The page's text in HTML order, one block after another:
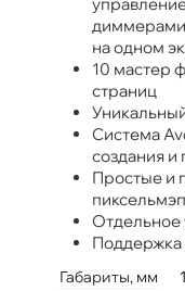
на одном
10 мастер
страниц
Система
создания и
Простые и
Отдельное
Поддержка
Габариты, мм